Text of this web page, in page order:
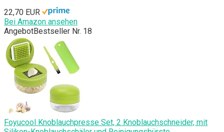
22,70 EUR
Bei Amazon ansehen
AngebotBestseller Nr. 18
Foyucool Knoblauchpresse Set, 2 Knoblauchschneider, mit